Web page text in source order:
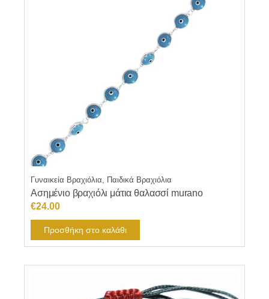
Γυναικεία Βραχιόλια, Παιδικά Βραχιόλια
Ασημένιο βραχιόλι μάτια θαλασσί murano
€24.00
Προσθήκη στο καλάθι